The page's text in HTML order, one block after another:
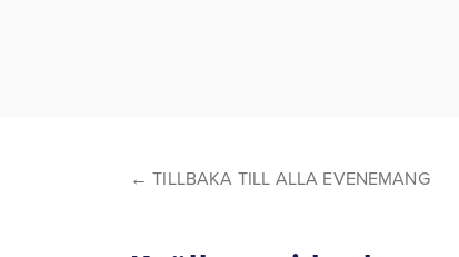
TILLBAKA TILL ALLA EVENEMANG